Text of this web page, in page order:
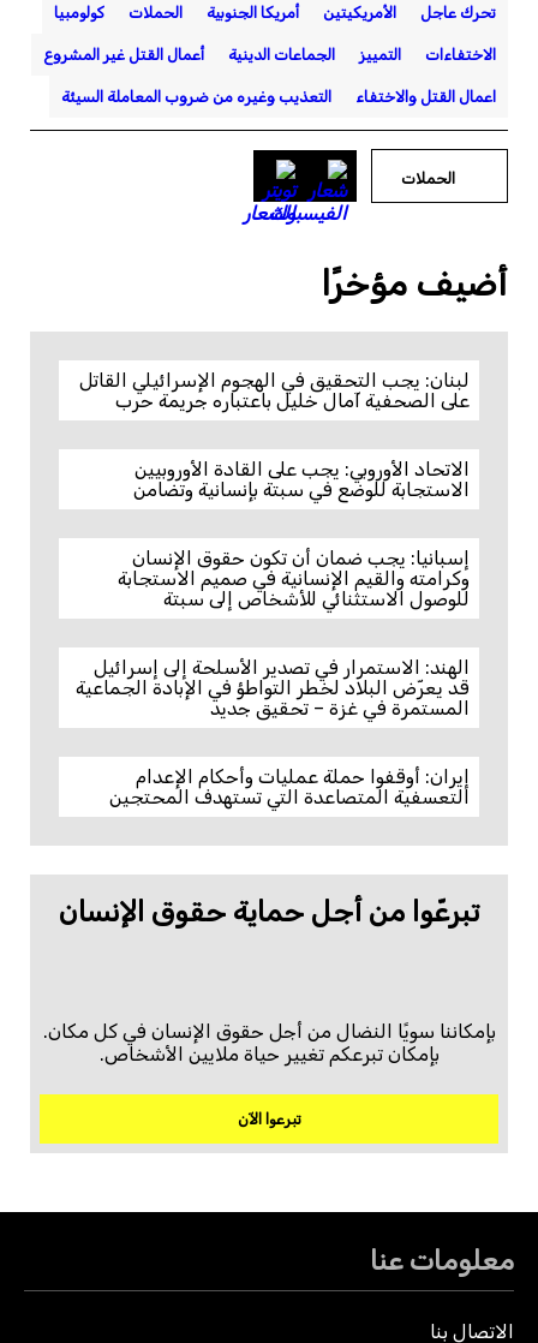
تحرك عاجل الأمريكيتين أمريكا الجنوبية الحملات كولومبيا
الاختفاءات التمييز الجماعات الدينية أعمال القتل غير المشروع
اعمال القتل والاختفاء التعذيب وغيره من ضروب المعاملة السيئة
الحملات
أضيف مؤخرًا
لبنان: يجب التحقيق في الهجوم الإسرائيلي القاتل
على الصحفية آمال خليل باعتباره جريمة حرب
الاتحاد الأوروبي: يجب على القادة الأوروبيين
الاستجابة للوضع في سبتة بإنسانية وتضامن
إسبانيا: يجب ضمان أن تكون حقوق الإنسان
وكرامته والقيم الإنسانية في صميم الاستجابة
للوصول الاستثنائي للأشخاص إلى سبتة
الهند: الاستمرار في تصدير الأسلحة إلى إسرائيل
قد يعرّض البلاد لخطر التواطؤ في الإبادة الجماعية
المستمرة في غزة – تحقيق جديد
إيران: أوقفوا حملة عمليات وأحكام الإعدام
التعسفية المتصاعدة التي تستهدف المحتجين
تبرعّوا من أجل حماية حقوق الإنسان
بإمكاننا سويًا النضال من أجل حقوق الإنسان في كل مكان.
بإمكان تبرعكم تغيير حياة ملايين الأشخاص.
تبرعوا الآن
معلومات عنا
الاتصال بنا